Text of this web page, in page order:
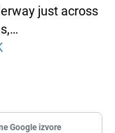
just across
Google izvore